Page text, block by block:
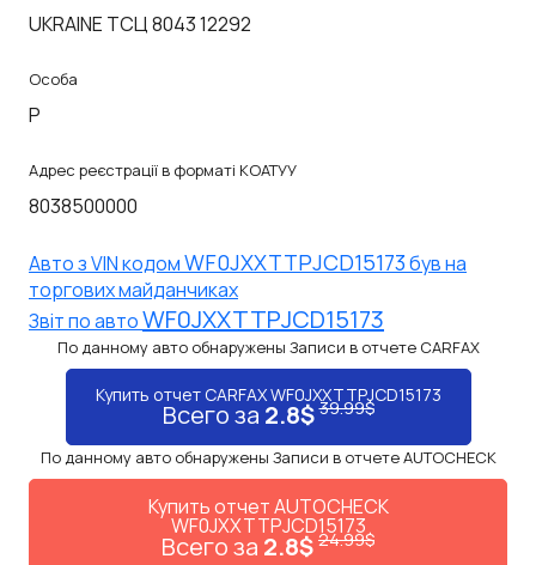
UKRAINE ТСЦ 8043 12292
Особа
P
Адрес реєстрації в форматі КОАТУУ
8038500000
Авто з VIN кодомWF0JXXTTPJCD15173був на
торгових майданчиках
Звiт по автоWF0JXXTTPJCD15173
По данному авто обнаружены Записи в отчете CARFAX
Купить отчет CARFAX WF0JXXTTPJCD15173
Всего за 2.8$39.99$
По данному авто обнаружены Записи в отчете AUTOCHECK
Купить отчет AUTOCHECK
WF0JXXTTPJCD15173
Всего за 2.8$24.99$